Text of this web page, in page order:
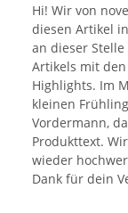
Hi! Wir von
diesen Artikel
an dieser
Artikels mit
Highlights. Im
kleinen
Vordermann,
Produkttext.
wieder
Dank für dein